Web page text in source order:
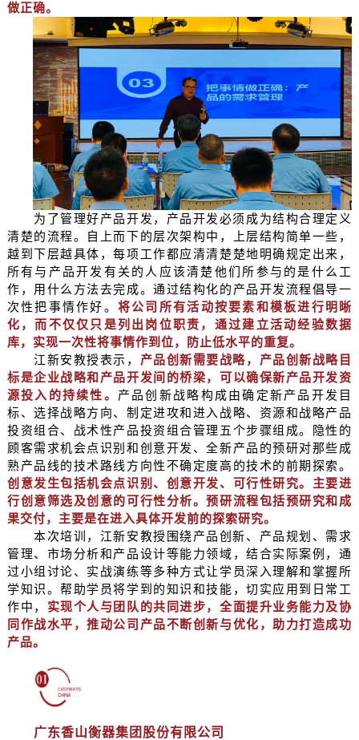
做正确。
为了管理好产品开发，产品开发必须成为结构合理定义
清楚的流程。自上而下的层次架构中，上层结构简单一些，
越到下层越具体，每项工作都应清清楚楚地明确规定出来，
所有与产品开发有关的人应该清楚他们所参与的是什么工
作，用什么方法去完成。通过结构化的产品开发流程倡导一
次性把事情作好。 将公司所有活动按要素和模板进行明晰
化，而不仅仅只是列出岗位职责，通过建立活动经验数据
库，实现一次性将事情作到位，防止低水平的重复。
江新安教授表示， 产品创新需要战略，产品创新战略目
标是企业战略和产品开发间的桥梁，可以确保新产品开发资
源投入的持续性。 产品创新战略构成由确定新产品开发目
标、选择战略方向、制定进攻和进入战略、资源和战略产品
投资组合、战术性产品投资组合管理五个步骤组成。隐性的
顾客需求机会点识别和创意开发、全新产品的预研对那些成
熟产品线的技术路线方向性不确定度高的技术的前期探索。
创意发生包括机会点识别、创意开发、可行性研究。主要进
行创意筛选及创意的可行性分析。预研流程包括预研究和成
果交付，主要是在进入具体开发前的探索研究。
本次培训，江新安教授围绕产品创新、产品规划、需求
管理、市场分析和产品设计等能力领域，结合实际案例，通
过小组讨论、实战演练等多种方式让学员深入理解和掌握所
学知识。帮助学员将学到的知识和技能，切实应用到日常工
作中， 实现个人与团队的共同进步，全面提升业务能力及协
同作战水平，推动公司产品不断创新与优化，助力打造成功
产品。
广东香山衡器集团股份有限公司